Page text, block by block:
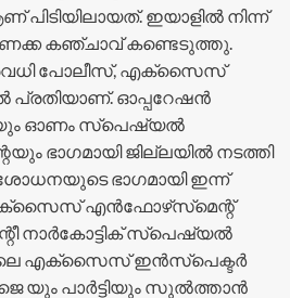
പിടിയിലായത്. ഇയാളിൽ നിന്ന്
ഉണക്ക കഞ്ചാവ് കണ്ടെടുത്തു.
പോലീസ്, എക്സൈസ്
പ്രതിയാണ്. ഓപ്പറേഷൻ
ഓണം സ്പെഷ്യൽ
ഭാഗമായി ജില്ലയിൽ നടത്തി
ഭാ​ഗമായി ഇന്ന്
എൻഫോഴ്‌സ്‌മെന്റ്
നാർകോട്ടിക് സ്പെഷ്യൽ
എക്സൈസ് ഇൻസ്പെക്ടർ
യും പാർട്ടിയും സുൽത്താൻ